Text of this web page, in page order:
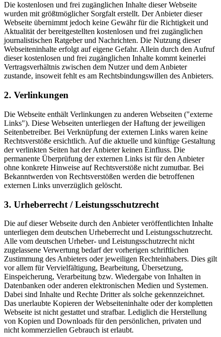
Die kostenlosen und frei zugänglichen Inhalte dieser Webseite
wurden mit größtmöglicher Sorgfalt erstellt. Der Anbieter dieser
Webseite übernimmt jedoch keine Gewähr für die Richtigkeit und
Aktualität der bereitgestellten kostenlosen und frei zugänglichen
journalistischen Ratgeber und Nachrichten. Die Nutzung dieser
Webseiteninhalte erfolgt auf eigene Gefahr. Allein durch den Aufruf
dieser kostenlosen und frei zugänglichen Inhalte kommt keinerlei
Vertragsverhältnis zwischen dem Nutzer und dem Anbieter
zustande, insoweit fehlt es am Rechtsbindungswillen des Anbieters.
2. Verlinkungen
Die Webseite enthält Verlinkungen zu anderen Webseiten ("externe
Links"). Diese Webseiten unterliegen der Haftung der jeweiligen
Seitenbetreiber. Bei Verknüpfung der externen Links waren keine
Rechtsverstöße ersichtlich. Auf die aktuelle und künftige Gestaltung
der verlinkten Seiten hat der Anbieter keinen Einfluss. Die
permanente Überprüfung der externen Links ist für den Anbieter
ohne konkrete Hinweise auf Rechtsverstöße nicht zumutbar. Bei
Bekanntwerden von Rechtsverstößen werden die betroffenen
externen Links unverzüglich gelöscht.
3. Urheberrecht / Leistungsschutzrecht
Die auf dieser Webseite durch den Anbieter veröffentlichten Inhalte
unterliegen dem deutschen Urheberrecht und Leistungsschutzrecht.
Alle vom deutschen Urheber- und Leistungsschutzrecht nicht
zugelassene Verwertung bedarf der vorherigen schriftlichen
Zustimmung des Anbieters oder jeweiligen Rechteinhabers. Dies gilt
vor allem für Vervielfältigung, Bearbeitung, Übersetzung,
Einspeicherung, Verarbeitung bzw. Wiedergabe von Inhalten in
Datenbanken oder anderen elektronischen Medien und Systemen.
Dabei sind Inhalte und Rechte Dritter als solche gekennzeichnet.
Das unerlaubte Kopieren der Webseiteninhalte oder der kompletten
Webseite ist nicht gestattet und strafbar. Lediglich die Herstellung
von Kopien und Downloads für den persönlichen, privaten und
nicht kommerziellen Gebrauch ist erlaubt.